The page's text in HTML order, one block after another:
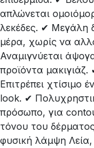
απλώνεται
λεκέδες. ✔ Μεγάλη
μέρα, χωρίς να
Αναμιγνύεται
προϊόντα
Επιτρέπει χτίσιμο
look. ✔
πρόσωπο, για
τόνου του
φυσική λάμψη Λεία,